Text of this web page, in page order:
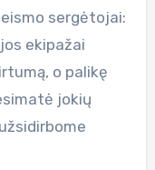
sergėtojai:
ekipažai
o palikę
jokių